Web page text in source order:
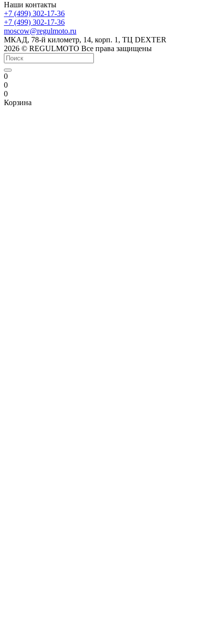
Наши контакты
+7 (499) 302-17-36
+7 (499) 302-17-36
moscow@regulmoto.ru
МКАД, 78-й километр, 14, корп. 1, ТЦ DEXTER
2026 © REGULMOTO Все права защищены
0
0
0
Корзина